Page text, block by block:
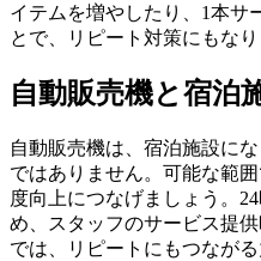
イテムを増やしたり、1本サ
とで、リピート対策にもなり
自動販売機と宿泊
自動販売機は、宿泊施設に
ではありません。可能な範
度向上につなげましょう。
め、スタッフのサービス提
では、リピートにもつなが